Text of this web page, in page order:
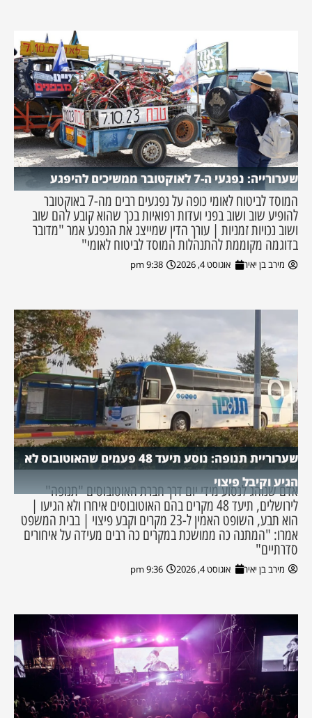
שערורייה: נפגעי ה-7 לאוקטובר ממשיכים להיפגע
המוסד לביטוח לאומי כופה על נפגעים רבים מה-7 באוקטובר
להופיע שוב ושוב בפני ועדות רפואיות בכך שהוא קובע להם שוב
ושוב נכויות זמניות | עורך הדין שמייצג את הנפגע אמר "מדובר
בדוגמה מקוממת להתנהלות המוסד לביטוח לאומי"
מירב בן יאיר אוגוסט 4, 2026 9:38 pm
שערוריית תנופה: נוסע תיעד 48 פעמים שהאוטובוס לא
הגיע וקיבל פיצוי
אדם שנוהג לנסוע מידי יום דרך חברת האוטובוסים "תנופה"
לירושלים, תיעד 48 מקרים בהם האוטובוסים איחרו ולא הגיעו |
הוא תבע, השופט האמין ל-23 מקרים וקבע פיצוי | בבית המשפט
אמרו: "המתנה כה ממושכת במקרים כה רבים מעידה על איחורים
סדרתיים"
מירב בן יאיר אוגוסט 4, 2026 9:36 pm